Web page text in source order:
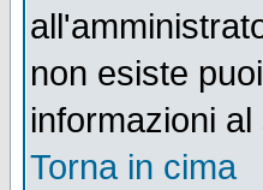
non esiste
informazioni
Torna in cima